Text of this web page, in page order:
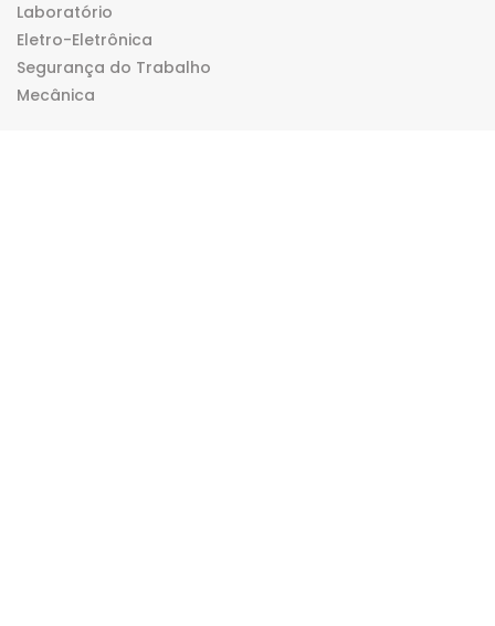
Laboratório
Eletro-Eletrônica
Segurança do Trabalho
Mecânica